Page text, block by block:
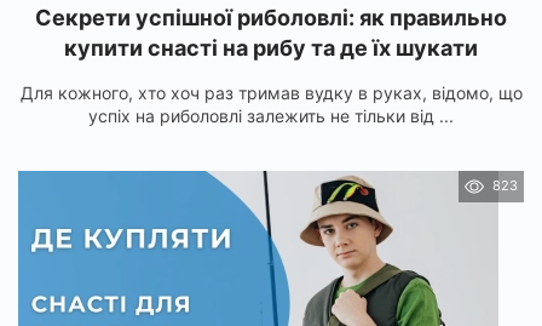
Секрети успішної риболовлі: як правильно
купити снасті на рибу та де їх шукати
Для кожного, хто хоч раз тримав вудку в руках, відомо, що
успіх на риболовлі залежить не тільки від ...
823